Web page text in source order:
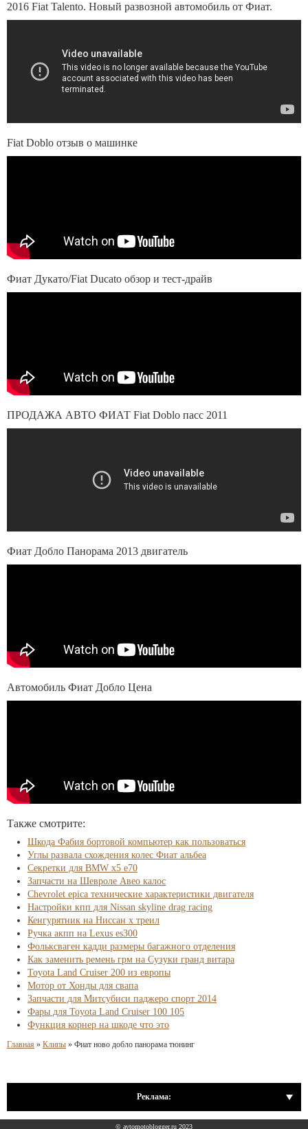
2016 Fiat Talento. Новый развозной автомобиль от Фиат.
Fiat Doblo отзыв о машинке
Фиат Дукато/Fiat Ducato обзор и тест-драйв
ПРОДАЖА АВТО ФИАТ Fiat Doblo пасс 2011
Фиат Добло Панорама 2013 двигатель
Автомобиль Фиат Добло Цена
Также смотрите:
Шкода Фабия бортовой компьютер как пользоваться
Углы развала схождения колес Фиат альбеа
Секретки для BMW x5 e70
Запчасти на Шевроле Авео калос
Chevrolet epica технические характеристики двигателя
Настройки кпп для Nissan skyline drag racing
Кенгурятник на Ниссан х треил
Ручка акпп на Lexus es300
Фольксваген кадди размеры багажного отделения
Как заменить ремень грм на Сузуки гранд витара
Toyota Land Cruiser 200 из европы
Мотор от Хонды для свапа
Запчасти для Митсубиси паджеро спорт 2014
Фары для Toyota Land Cruiser 100 105
Функция корнер на шкоде что это
Главная » Клипы » Фиат ново добло панорама тюнинг
Реклама:
© avtomotoblogger.ru 2023